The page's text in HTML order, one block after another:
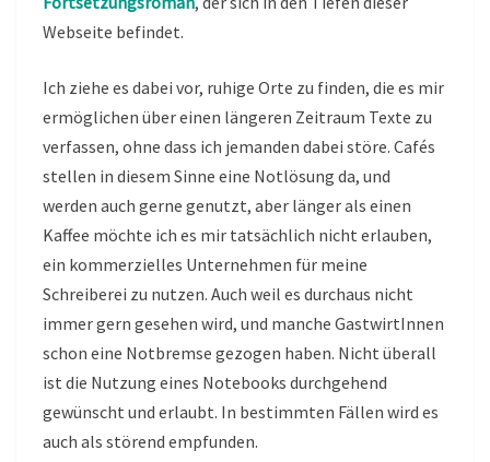
Webseite befindet.
Ich ziehe es dabei vor, ruhige Orte zu finden, die es mir
ermöglichen über einen längeren Zeitraum Texte zu
verfassen, ohne dass ich jemanden dabei störe. Cafés
stellen in diesem Sinne eine Notlösung da, und
werden auch gerne genutzt, aber länger als einen
Kaffee möchte ich es mir tatsächlich nicht erlauben,
ein kommerzielles Unternehmen für meine
Schreiberei zu nutzen. Auch weil es durchaus nicht
immer gern gesehen wird, und manche GastwirtInnen
schon eine Notbremse gezogen haben. Nicht überall
ist die Nutzung eines Notebooks durchgehend
gewünscht und erlaubt. In bestimmten Fällen wird es
auch als störend empfunden.